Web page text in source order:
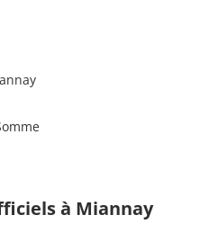
à Miannay